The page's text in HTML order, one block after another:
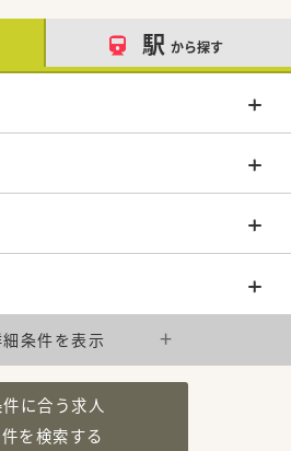
駅 から探す
条件を表示
に合う求人
件を検索する